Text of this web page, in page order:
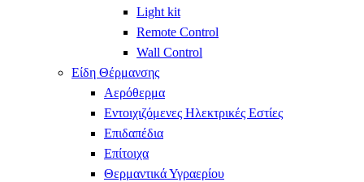
Light kit
Remote Control
Wall Control
Είδη Θέρμανσης
Αερόθερμα
Εντοιχιζόμενες Ηλεκτρικές Εστίες
Επιδαπέδια
Επίτοιχα
Θερμαντικά Υγραερίου